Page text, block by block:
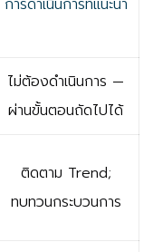
การดำเนินการที่แนะนำ
ไม่ต้องดำเนินการ —
ผ่านขั้นตอนถัดไปได้
ติดตาม Trend;
ทบทวนกระบวนการ